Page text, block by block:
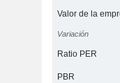
Valor de la
Variación
Ratio PER
PBR